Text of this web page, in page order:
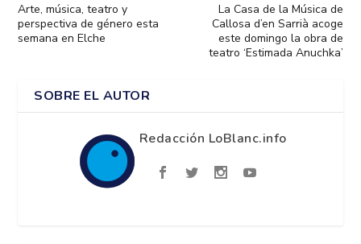
Arte, música, teatro y
perspectiva de género esta
semana en Elche
La Casa de la Música de
Callosa d’en Sarrià acoge
este domingo la obra de
teatro ‘Estimada Anuchka’
SOBRE EL AUTOR
Redacción LoBlanc.info